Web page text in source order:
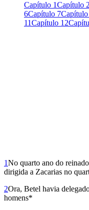
Capítulo 1Capítulo 2
6Capítulo 7
11Capítulo 12
1No quarto ano do
dirigida a Zacarias no
2Ora, Betel havia
homens*